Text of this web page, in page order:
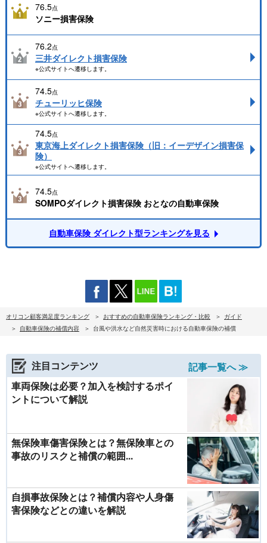
76.5点
ソニー損害保険
76.2点
三井ダイレクト損害保険
※公式サイトへ遷移します。
74.5点
チューリッヒ保険
※公式サイトへ遷移します。
74.5点
東京海上ダイレクト損害保険（旧：イーデザイン損害保
険）
※公式サイトへ遷移します。
74.5点
SOMPOダイレクト損害保険 おとなの自動車保険
自動車保険 ダイレクト型ランキングを見る
オリコン顧客満足度ランキング おすすめの自動車保険ランキング・比較
ガイド
自動車保険の補償内容
台風や洪水など自然災害時における自動車保険の補償
注目コンテンツ
記事一覧へ ≫
車両保険は必要？加入を検討するポイ
ントについて解説
無保険車傷害保険とは？無保険車との
事故のリスクと補償の範囲...
自損事故保険とは？補償内容や人身傷
害保険などとの違いを解説